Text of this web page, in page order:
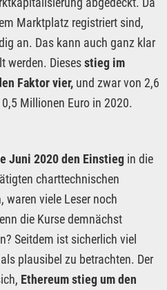
Marktplatz registriert sind,
an. Das kann auch ganz klar
werden. Diesesstieg im
Faktor vier, und zwar von 2,6
Millionen Euro in 2020.
Juni 2020 den Einstieg in die
charttechnischen
waren viele Leser noch
die Kurse demnächst
Seitdem ist sicherlich viel
plausibel zu betrachten. Der
Ethereum stieg um den